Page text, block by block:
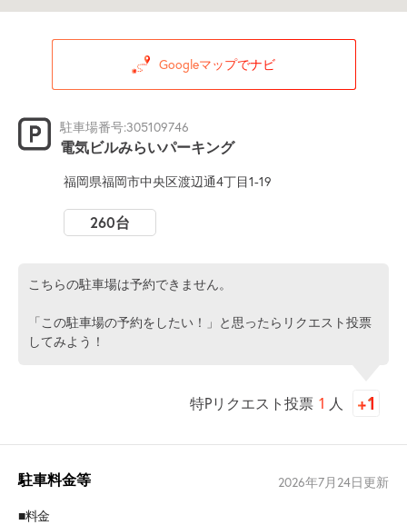
Googleマップでナビ
駐車場番号:305109746
電気ビルみらいパーキング
福岡県福岡市中央区渡辺通4丁目1-19
260台
こちらの駐車場は予約できません。
「この駐車場の予約をしたい！」と思ったらリクエスト投票
してみよう！
特Pリクエスト投票 1 人
駐車料金等 2026年7月24日更新
■料金